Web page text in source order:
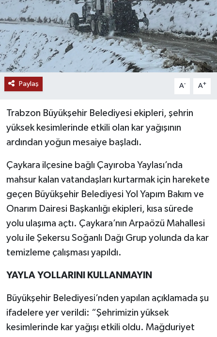
Paylaş A- A+
Trabzon Büyükşehir Belediyesi ekipleri, şehrin
yüksek kesimlerinde etkili olan kar yağışının
ardından yoğun mesaiye başladı.
Çaykara ilçesine bağlı Çayıroba Yaylası’nda
mahsur kalan vatandaşları kurtarmak için harekete
geçen Büyükşehir Belediyesi Yol Yapım Bakım ve
Onarım Dairesi Başkanlığı ekipleri, kısa sürede
yolu ulaşıma açtı. Çaykara’nın Arpaözü Mahallesi
yolu ile Şekersu Soğanlı Dağı Grup yolunda da kar
temizleme çalışması yapıldı.
YAYLA YOLLARINI KULLANMAYIN
Büyükşehir Belediyesi’nden yapılan açıklamada şu
ifadelere yer verildi: “Şehrimizin yüksek
kesimlerinde kar yağışı etkili oldu. Mağduriyet
Gündem
Haberde İnsan
Kültür Sanat
Magazin
Sağlık
Yaşam
Yerel
AboneHaber Özel